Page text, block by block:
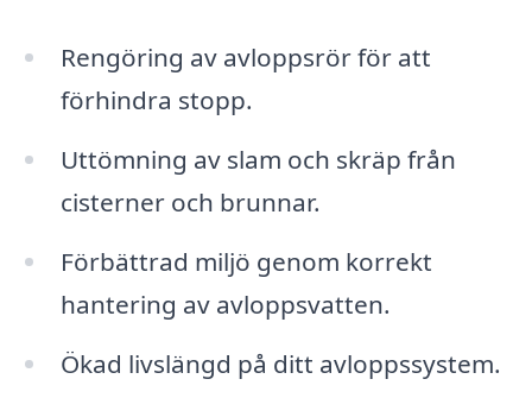
Rengöring av avloppsrör för att
förhindra stopp.
Uttömning av slam och skräp från
cisterner och brunnar.
Förbättrad miljö genom korrekt
hantering av avloppsvatten.
Ökad livslängd på ditt avloppssystem.